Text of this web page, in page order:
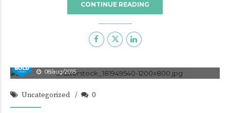
CONTINUE READING
08/aug/2015
Uncategorized 0